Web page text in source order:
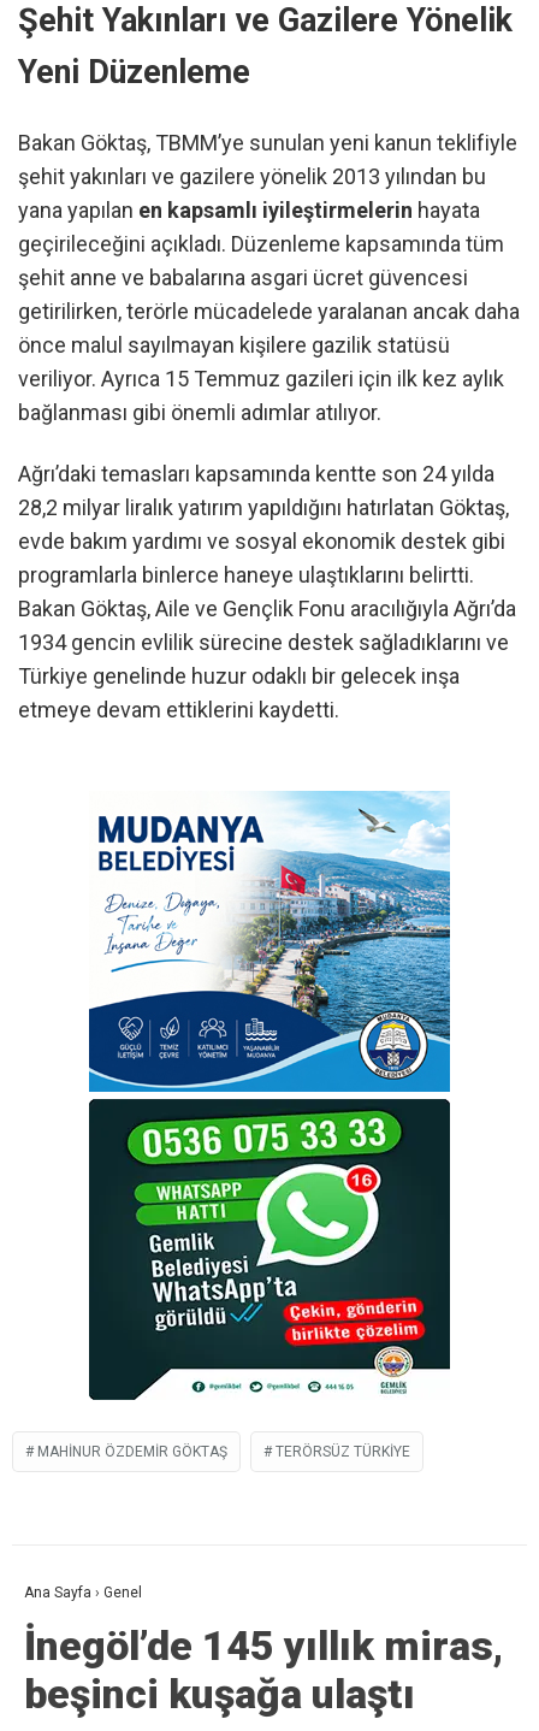
Şehit Yakınları ve Gazilere Yönelik
Yeni Düzenleme
Bakan Göktaş, TBMM’ye sunulan yeni kanun teklifiyle
şehit yakınları ve gazilere yönelik 2013 yılından bu
yana yapılan en kapsamlı iyileştirmelerin hayata
geçirileceğini açıkladı. Düzenleme kapsamında tüm
şehit anne ve babalarına asgari ücret güvencesi
getirilirken, terörle mücadelede yaralanan ancak daha
önce malul sayılmayan kişilere gazilik statüsü
veriliyor. Ayrıca 15 Temmuz gazileri için ilk kez aylık
bağlanması gibi önemli adımlar atılıyor.
Ağrı’daki temasları kapsamında kentte son 24 yılda
28,2 milyar liralık yatırım yapıldığını hatırlatan Göktaş,
evde bakım yardımı ve sosyal ekonomik destek gibi
programlarla binlerce haneye ulaştıklarını belirtti.
Bakan Göktaş, Aile ve Gençlik Fonu aracılığıyla Ağrı’da
1934 gencin evlilik sürecine destek sağladıklarını ve
Türkiye genelinde huzur odaklı bir gelecek inşa
etmeye devam ettiklerini kaydetti.
MAHINUR ÖZDEMIR GÖKTAŞ TERÖRSÜZ TÜRKIYE
Ana Sayfa › Genel
İnegöl’de 145 yıllık miras,
beşinci kuşağa ulaştı